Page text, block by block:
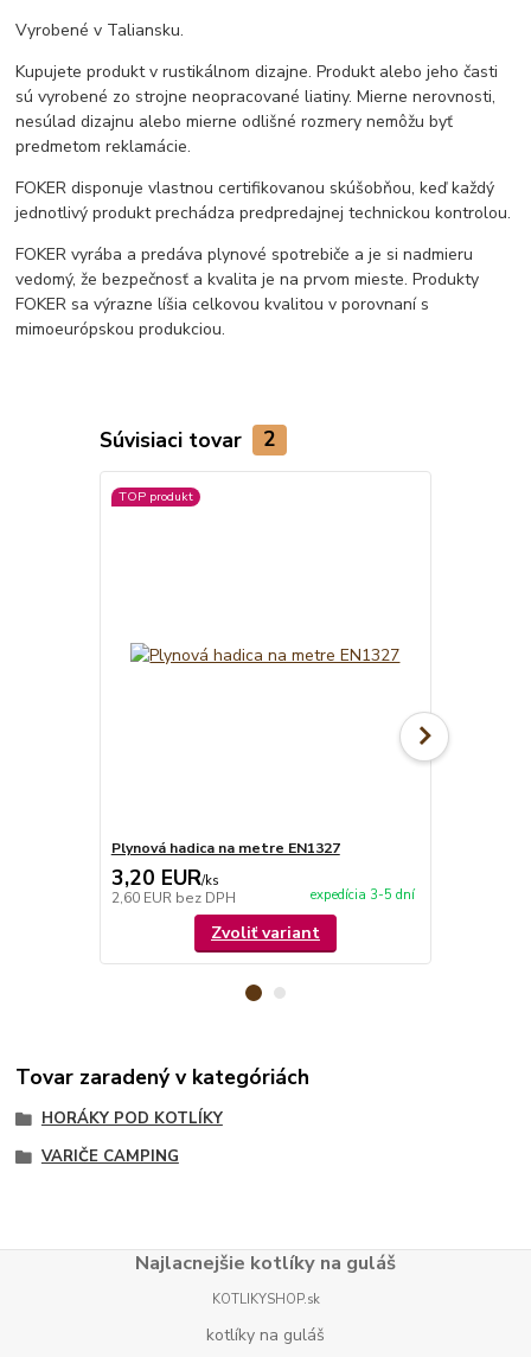
Vyrobené v Taliansku.
Kupujete produkt v rustikálnom dizajne. Produkt alebo jeho časti
sú vyrobené zo strojne neopracované liatiny. Mierne nerovnosti,
nesúlad dizajnu alebo mierne odlišné rozmery nemôžu byť
predmetom reklamácie.
FOKER disponuje vlastnou certifikovanou skúšobňou, keď každý
jednotlivý produkt prechádza predpredajnej technickou kontrolou.
FOKER vyrába a predáva plynové spotrebiče a je si nadmieru
vedomý, že bezpečnosť a kvalita je na prvom mieste. Produkty
FOKER sa výrazne líšia celkovou kvalitou v porovnaní s
mimoeurópskou produkciou.
Súvisiaci tovar 2
TOP produkt
Plynová hadica na metre EN1327
3,20 EUR/ks
2,60 EUR bez DPH expedícia 3-5 dní
Zvoliť variant
Tovar zaradený v kategóriách
HORÁKY POD KOTLÍKY
VARIČE CAMPING
Najlacnejšie kotlíky na guláš
KOTLIKYSHOP.sk
kotlíky na guláš